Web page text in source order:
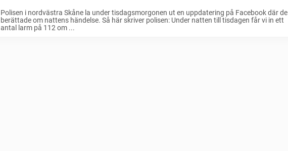
Polisen i nordvästra Skåne la under tisdagsmorgonen ut en uppdatering på Facebook där de
berättade om nattens händelse. Så här skriver polisen: Under natten till tisdagen får vi in ett
antal larm på 112 om ...